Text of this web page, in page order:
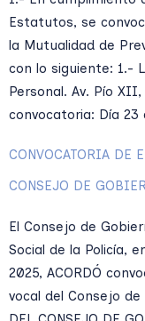
Estatutos, se
la Mutualidad de
con lo siguiente: 1.-
Personal. Av. Pío
convocatoria: Día
CONVOCATORIA DE
CONSEJO DE
El Consejo de
Social de la Policía,
2025, ACORDÓ
vocal del Consejo de